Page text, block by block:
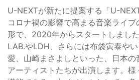
U-NEXTが新たに提案する「U-
コロナ禍の影響で高まる音楽ライ
形で、2020年からスタートしまし
LAB.やLDH、さらには布袋寅泰や
愛、山崎まさよしといった、日本の
アーティストたちが出演します。